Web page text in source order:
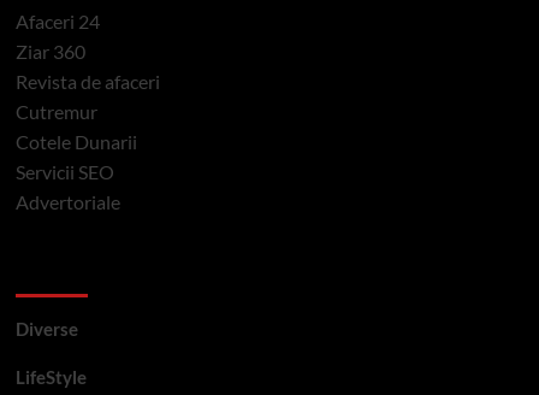
Afaceri 24
Ziar 360
Revista de afaceri
Cutremur
Cotele Dunarii
Servicii SEO
Advertoriale
Diverse
LifeStyle